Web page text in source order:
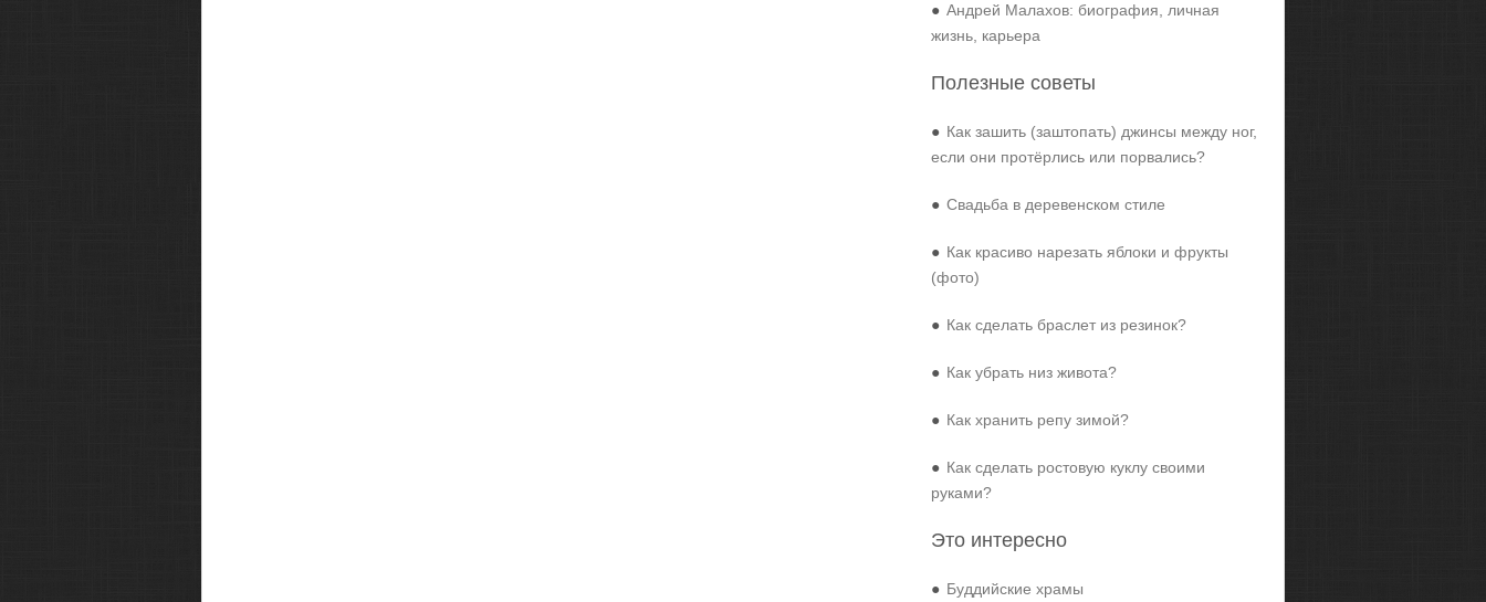
● Андрей Малахов: биография, личная
жизнь, карьера
Полезные советы
● Как зашить (заштопать) джинсы между ног,
если они протёрлись или порвались?
● Свадьба в деревенском стиле
● Как красиво нарезать яблоки и фрукты
(фото)
● Как сделать браслет из резинок?
● Как убрать низ живота?
● Как хранить репу зимой?
● Как сделать ростовую куклу своими
руками?
Это интересно
● Буддийские храмы